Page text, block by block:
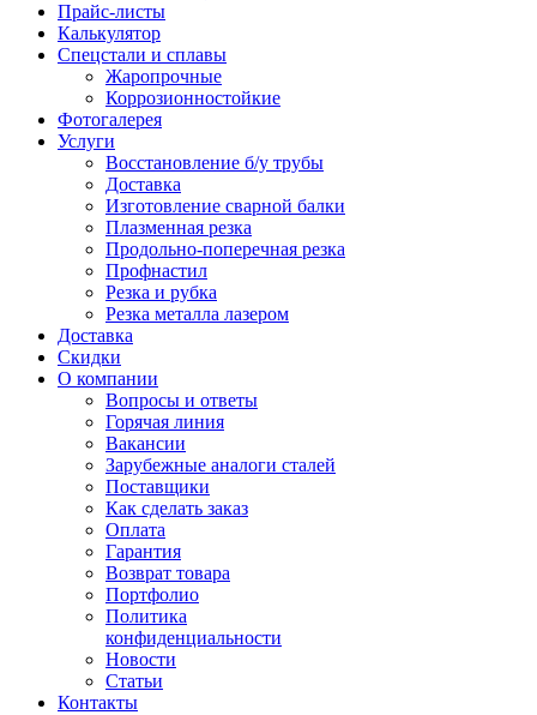
Прайс-листы
Калькулятор
Спецстали и сплавы
Жаропрочные
Коррозионностойкие
Фотогалерея
Услуги
Восстановление б/у трубы
Доставка
Изготовление сварной балки
Плазменная резка
Продольно-поперечная резка
Профнастил
Резка и рубка
Резка металла лазером
Доставка
Скидки
О компании
Вопросы и ответы
Горячая линия
Вакансии
Зарубежные аналоги сталей
Поставщики
Как сделать заказ
Оплата
Гарантия
Возврат товара
Портфолио
Политика
конфиденциальности
Новости
Статьи
Контакты